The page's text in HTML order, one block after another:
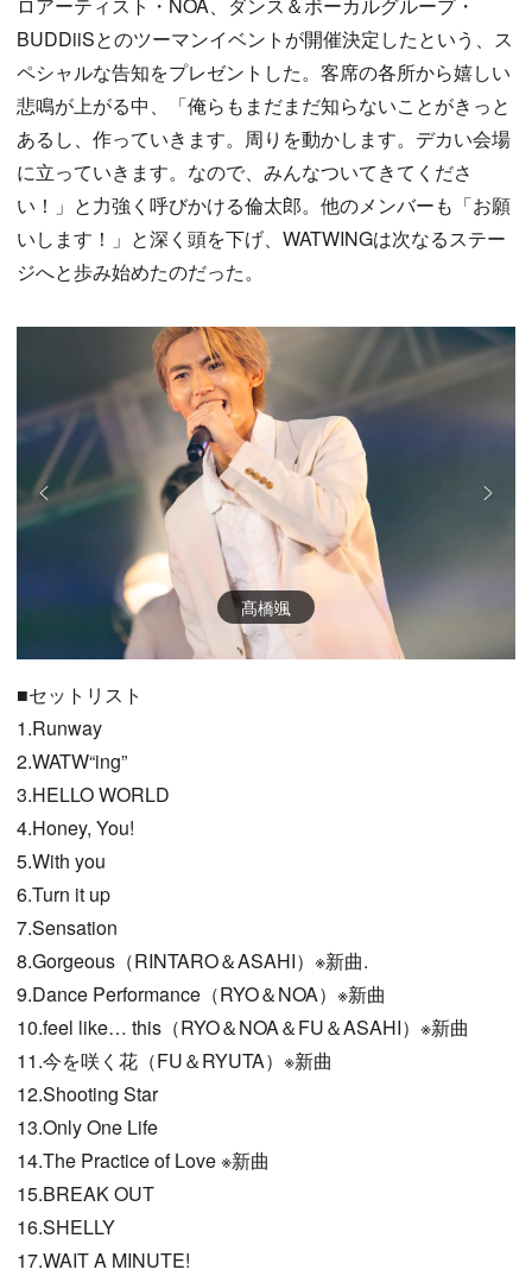
ロアーティスト・NOA、ダンス＆ボーカルグループ・
BUDDiiSとのツーマンイベントが開催決定したという、ス
ペシャルな告知をプレゼントした。客席の各所から嬉しい
悲鳴が上がる中、「俺らもまだまだ知らないことがきっと
あるし、作っていきます。周りを動かします。デカい会場
に立っていきます。なので、みんなついてきてくださ
い！」と力強く呼びかける倫太郎。他のメンバーも「お願
いします！」と深く頭を下げ、WATWINGは次なるステー
ジへと歩み始めたのだった。
髙橋颯
■セットリスト
1.Runway
2.WATW“ing”
3.HELLO WORLD
4.Honey, You!
5.With you
6.Turn it up
7.Sensation
8.Gorgeous（RINTARO＆ASAHI）※新曲.
9.Dance Performance（RYO＆NOA）※新曲
10.feel like… this（RYO＆NOA＆FU＆ASAHI）※新曲
11.今を咲く花（FU＆RYUTA）※新曲
12.Shooting Star
13.Only One Life
14.The Practice of Love ※新曲
15.BREAK OUT
16.SHELLY
17.WAIT A MINUTE!